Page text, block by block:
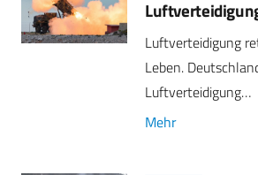
Luftverteidigung
Leben.
Luftverteidigung…
Mehr